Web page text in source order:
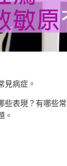
見病症。
些表現？有哪些
。